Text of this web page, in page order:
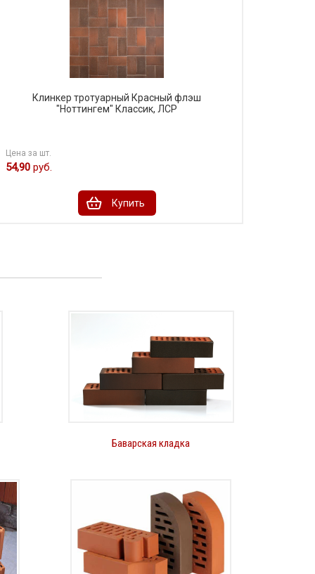
Клинкер тротуарный Красный флэш
"Ноттингем" Классик, ЛСР
Цена за шт.
54,90 руб.
Купить
Баварская кладка